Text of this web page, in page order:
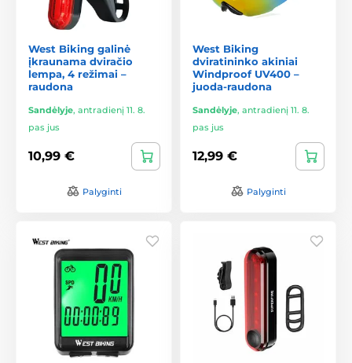
West Biking galinė
įkraunama dviračio
lempa, 4 režimai –
raudona
Sandėlyje, antradienį 11. 8.
pas jus
10,99 €
Palyginti
West Biking
dviratininko akiniai
Windproof UV400 –
juoda-raudona
Sandėlyje, antradienį 11. 8.
pas jus
12,99 €
Palyginti